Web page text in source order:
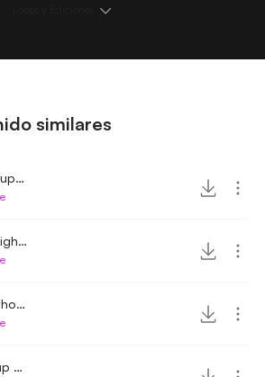
similares
Object going up in flames
Big deep fire light up sound
Fire light up whoosh
Airy fire light up whoosh